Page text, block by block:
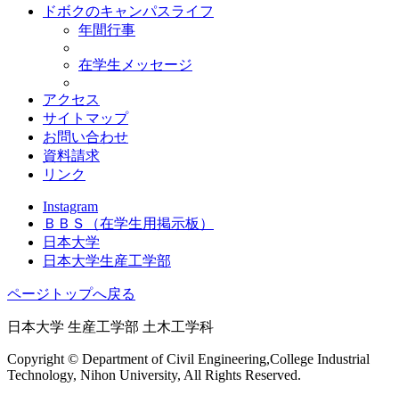
ドボクのキャンパスライフ
年間行事
在学生メッセージ
アクセス
サイトマップ
お問い合わせ
資料請求
リンク
Instagram
ＢＢＳ
（在学生用掲示板）
日本大学
日本大学生産工学部
ページトップへ戻る
日本大学 生産工学部 土木工学科
Copyright © Department of Civil Engineering,College Industrial
Technology, Nihon University, All Rights Reserved.